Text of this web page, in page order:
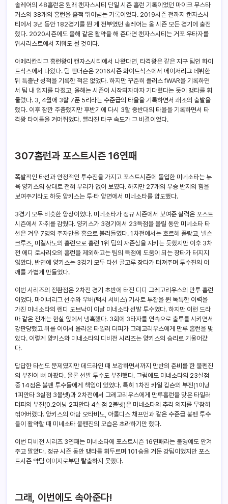
솔레어의 48홈런은 원래 캔자스시티 단일 시즌 홈런 기록이었던 마이크 무스타
커스의 38개의 홈런을 훌쩍 뛰어넘는 기록이었다. 2019시즌 전까지 캔자스시
티에서 3년 동안 182경기를 뛴 게 전부였던 솔레어는 올 시즌 모든 경기에 출전
했다. 2020시즌에도 올해 같은 활약을 해 준다면 캔자스시티는 거포 우타자를
위시리스트에서 지워도 될 것이다.
아메리칸리그 홈런왕이 캔자스시티에서 나왔다면, 타격왕은 같은 지구 팀인 화이
트삭스에서 나왔다. 팀 앤더슨은 2016시즌 화이트삭스에서 메이저리그 데뷔한
뒤 특출난 성적을 기록한 적은 없었다. 하지만 꾸준히 플러스 fWAR을 기록하면
서 팀 내 입지를 다졌고, 올해는 시즌이 시작되자마자 기다렸다는 듯이 맹타를 휘
둘렀다. 3, 4월에 3할 7푼 5리라는 수준급의 타율을 기록하면서 쾌조의 출발을
했다. 이후 잠깐 주춤했지만 후반기에 다시 3할 중반대의 타율을 기록하면서 타
격왕 타이틀을 거머쥐었다. 빨라진 타구 속도가 그 비결이었다.
307홈런과 포스트시즌 16연패
폭발적인 타선과 안정적인 투수진을 가지고 포스트시즌에 돌입한 미네소타는 뉴
욕 양키스의 상대로 전혀 무리가 없어 보였다. 하지만 27개의 우승 반지의 힘을
보여주기라도 하듯 양키스는 투·타 양면에서 미네소타를 압도했다.
3경기 모두 비슷한 양상이었다. 미네소타가 정규 시즌에서 보여준 실력은 포스트
시즌에서 자취를 감췄다. 양키스가 3경기에서 23득점을 올릴 동안 미네소타 타
선은 겨우 7명의 주자만을 홈으로 불러들였다. 1차전에서는 호르헤 폴랑고, 넬슨
크루즈, 미겔사노의 홈런으로 홈런 1위 팀의 자존심을 지키는 듯했지만 이후 3차
전 에디 로사리오의 홈런을 제외하고는 팀의 득점에 도움이 되는 장타가 터지지
않았다. 반면에 양키스는 3경기 모두 타선 골고루 장타가 터져주며 투수진의 어
깨를 가볍게 만들었다.
이번 시리즈의 전환점은 2차전 경기 초반에 터진 디디 그레고리우스의 만루 홈런
이었다. 마이너리그 선수와 우버(택시 서비스) 기사로 투잡을 뛴 독특한 이력을
가진 미네소타의 렌디 도브낙이 이날 미네소타 선발 투수였다. 하지만 이런 드라
마 같은 전개는 현실 앞에서 냉혹했다. 3회에 3타자를 연속으로 출루를 시키면서
강판당했고 뒤를 이어서 올라온 타일러 더피가 그레고리우스에게 만루 홈런을 맞
았다. 이렇게 양키스와 미네소타의 디비전 시리즈는 양키스의 승리로 기울어갔
다.
답답한 타선도 문제였지만 데드라인 때 보강하면서까지 만반의 준비를 한 불펜진
의 부진이 뼈 아팠다. 물론 선발 투수도 부진했다. 그럼에도 미네소타의 23실점
중 14점은 불펜 투수들에게 책임이 있었다. 특히 1차전 카일 깁슨의 부진(1이닝
1피안타 3실점 3볼넷)과 2차전에서 그레고리우스에게 만루홈런을 맞은 타일러
더피의 부진(0.2이닝 2피안타 4실점 2볼넷)은 미네소타의 추격 의지를 무참히
꺾어버렸다. 양키스의 아담 오타비노, 아롤디스 채프먼과 같은 수준급 불펜 투수
들이 활약할 때 미네소타 불펜진의 모습은 초라하기만 했다.
이번 디비전 시리즈 3연패는 미네소타에 포스트시즌 16연패라는 불명예도 안겨
주고 말았다. 정규 시즌 동안 맹타를 휘두르며 101승을 거둔 강팀이었지만 포스
트시즌 약팀 이미지로부턴 탈출하지 못했다.
그래, 이번에도 속아준다!